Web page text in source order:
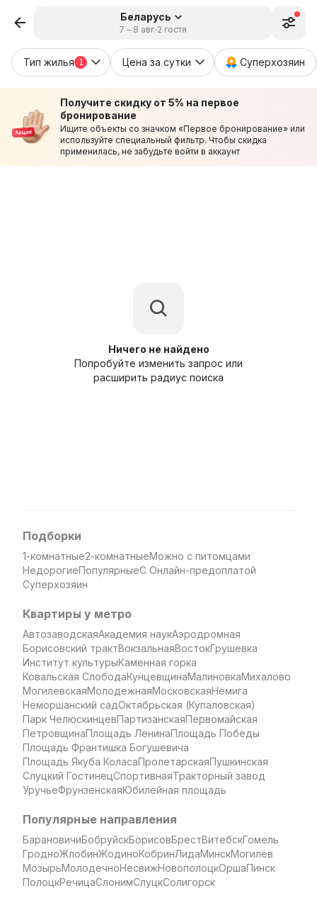
Беларусь
7 – 8 авг. 2 гостя
Тип жилья 1 Цена за сутки Суперхозяин
Получите скидку от 5% на первое
бронирование
Ищите объекты со значком «Первое бронирование» или
используйте специальный фильтр. Чтобы скидка
применилась, не забудьте войти в аккаунт
Ничего не найдено
Попробуйте изменить запрос или
расширить радиус поиска
Подборки
1-комнатные2-комнатныеМожно с питомцами
НедорогиеПопулярныеС Онлайн-предоплатой
Суперхозяин
Квартиры у метро
АвтозаводскаяАкадемия наукАэродромная
Борисовский трактВокзальнаяВостокГрушевка
Институт культурыКаменная горка
Ковальская СлободаКунцевщинаМалиновкаМихалово
МогилевскаяМолодежнаяМосковскаяНемига
Неморшанский садОктябрьская (Купаловская)
Парк ЧелюскинцевПартизанскаяПервомайская
ПетровщинаПлощадь ЛенинаПлощадь Победы
Площадь Франтишка Богушевича
Площадь Якуба КоласаПролетарскаяПушкинская
Слуцкий ГостинецСпортивнаяТракторный завод
УручьеФрунзенскаяЮбилейная площадь
Популярные направления
БарановичиБобруйскБорисовБрестВитебскГомель
ГродноЖлобинЖодиноКобринЛидаМинскМогилёв
МозырьМолодечноНесвижНовополоцкОршаПинск
ПолоцкРечицаСлонимСлуцкСолигорск